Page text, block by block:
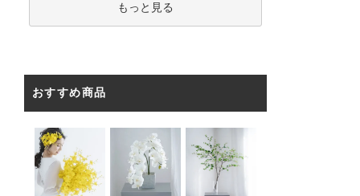
もっと見る
おすすめ商品